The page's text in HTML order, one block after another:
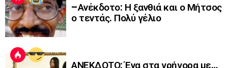
–Ανέκδοτο: Η ξανθιά και ο Μήτσος
ο τεντάς. Πολύ γέλιο